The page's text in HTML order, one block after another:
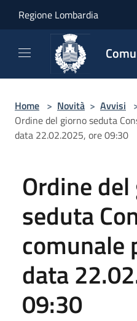
Regione Lombardia
Home > Novità > Avvisi
Ordine del giorno seduta
data 22.02.2025, ore 09:30
Ordine
seduta
comunale
data
09:30